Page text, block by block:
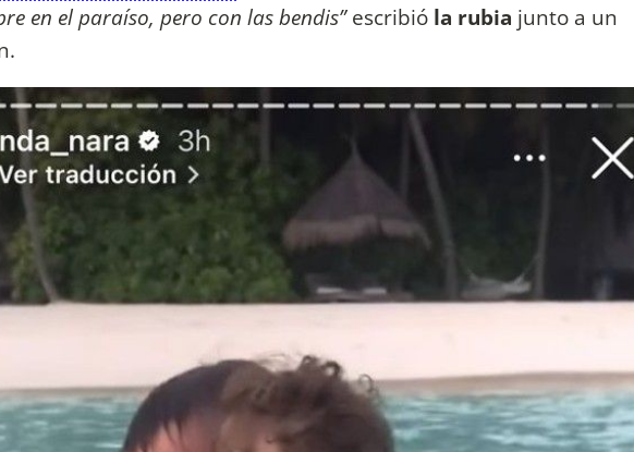
en el paraíso, pero con las bendis”escribió la rubia junto a un